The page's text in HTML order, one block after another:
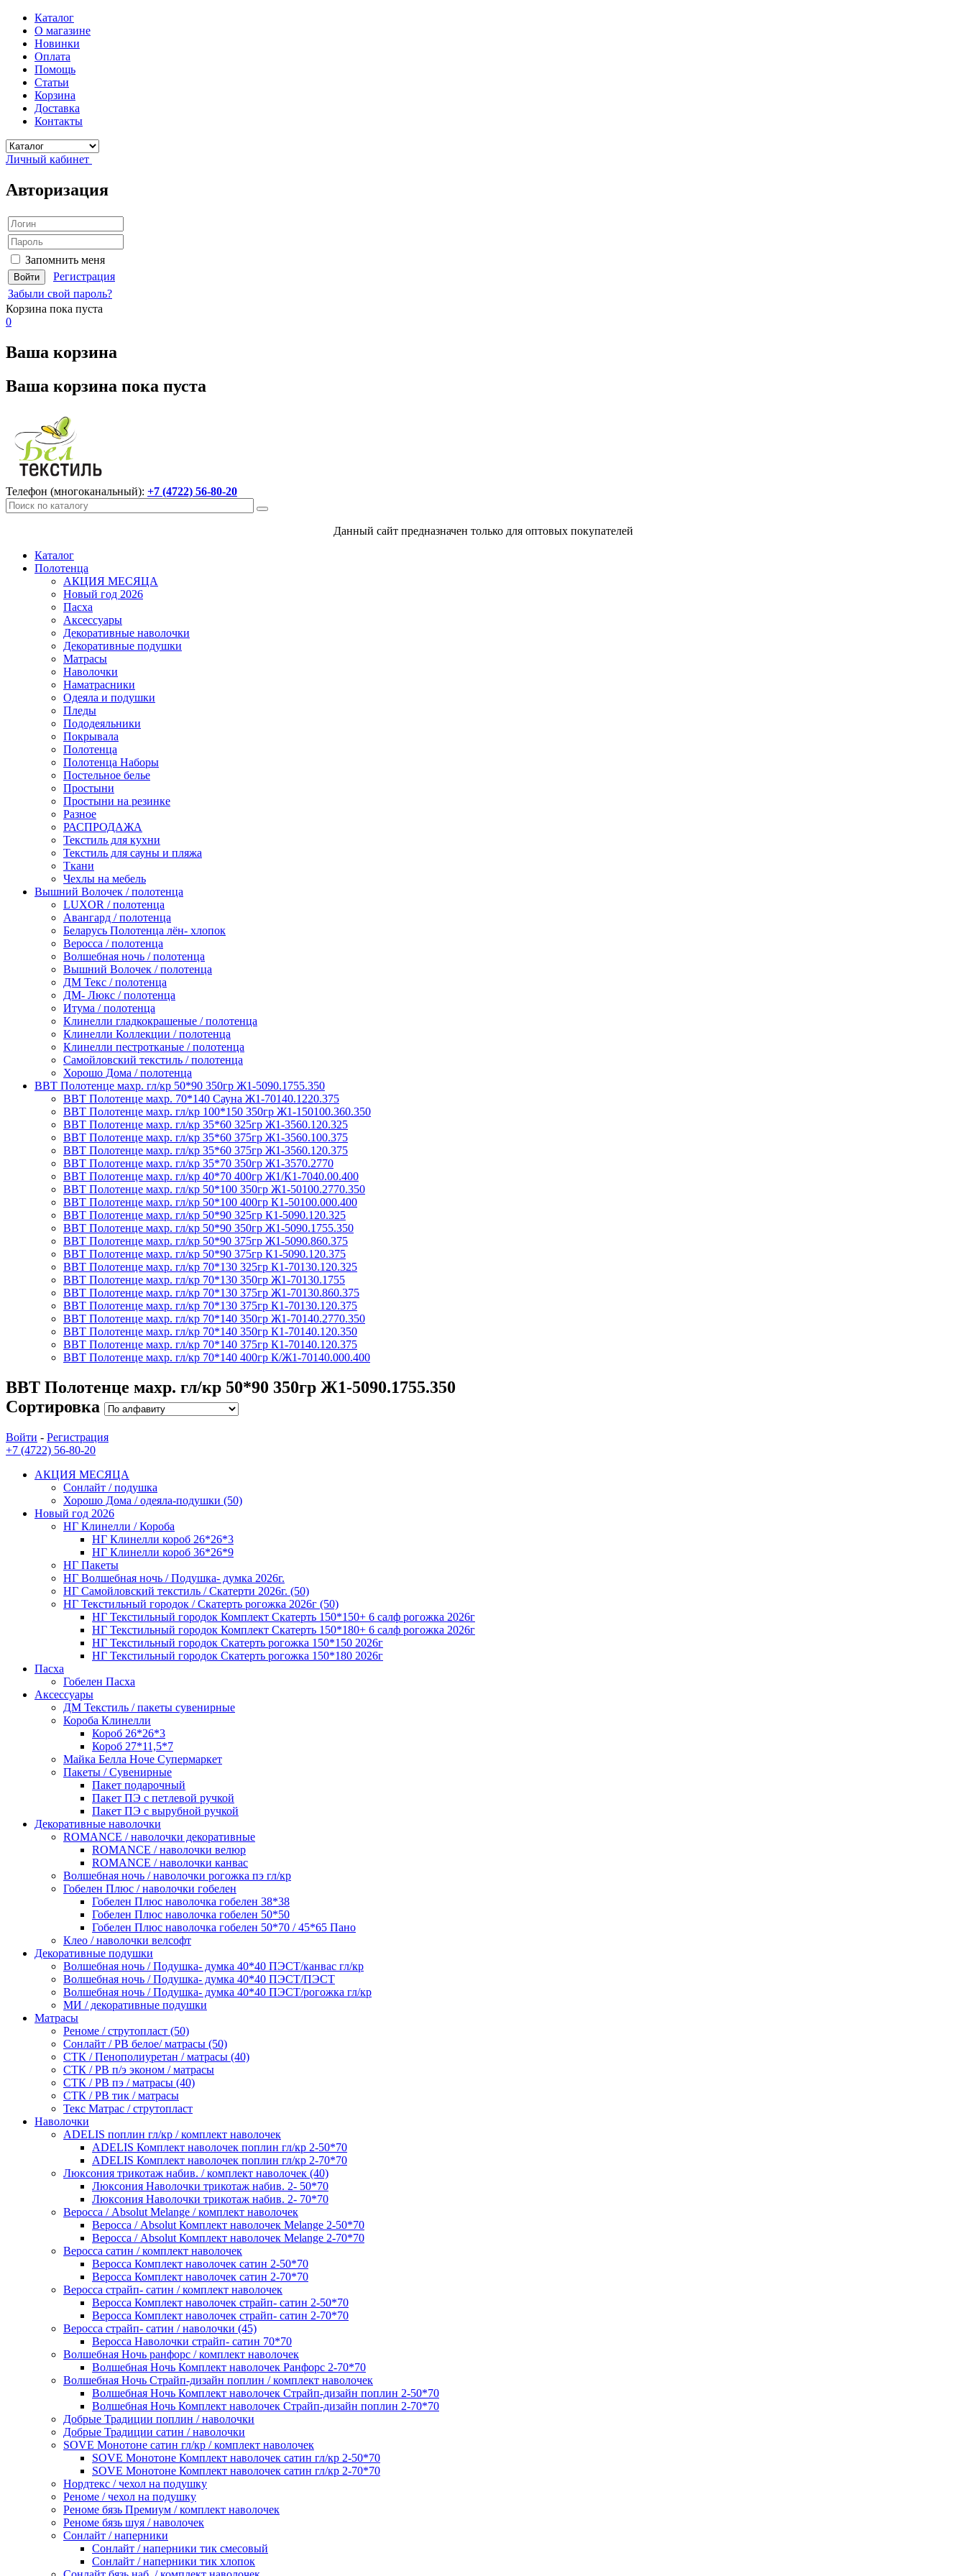
Каталог
О магазине
Новинки
Оплата
Помощь
Статьи
Корзина
Доставка
Контакты
Личный кабинет
Авторизация
Запомнить меня
Регистрация
Забыли свой пароль?
Корзина пока пуста
0
Ваша корзина
Ваша корзина пока пуста
Телефон (многоканальный): +7 (4722) 56-80-20
Данный сайт предназначен только для оптовых покупателей
Каталог
Полотенца
АКЦИЯ МЕСЯЦА
Новый год 2026
Пасха
Аксессуары
Декоративные наволочки
Декоративные подушки
Матрасы
Наволочки
Наматрасники
Одеяла и подушки
Пледы
Пододеяльники
Покрывала
Полотенца
Полотенца Наборы
Постельное белье
Простыни
Простыни на резинке
Разное
РАСПРОДАЖА
Текстиль для кухни
Текстиль для сауны и пляжа
Ткани
Чехлы на мебель
Вышний Волочек / полотенца
LUXOR / полотенца
Авангард / полотенца
Беларусь Полотенца лён- хлопок
Веросса / полотенца
Волшебная ночь / полотенца
Вышний Волочек / полотенца
ДМ Текс / полотенца
ДМ- Люкс / полотенца
Итума / полотенца
Клинелли гладкокрашеные / полотенца
Клинелли Коллекции / полотенца
Клинелли пестротканые / полотенца
Самойловский текстиль / полотенца
Хорошо Дома / полотенца
ВВТ Полотенце махр. гл/кр 50*90 350гр Ж1-5090.1755.350
ВВТ Полотенце махр. 70*140 Сауна Ж1-70140.1220.375
ВВТ Полотенце махр. гл/кр 100*150 350гр Ж1-150100.360.350
ВВТ Полотенце махр. гл/кр 35*60 325гр Ж1-3560.120.325
ВВТ Полотенце махр. гл/кр 35*60 375гр Ж1-3560.100.375
ВВТ Полотенце махр. гл/кр 35*60 375гр Ж1-3560.120.375
ВВТ Полотенце махр. гл/кр 35*70 350гр Ж1-3570.2770
ВВТ Полотенце махр. гл/кр 40*70 400гр Ж1/К1-7040.00.400
ВВТ Полотенце махр. гл/кр 50*100 350гр Ж1-50100.2770.350
ВВТ Полотенце махр. гл/кр 50*100 400гр К1-50100.000.400
ВВТ Полотенце махр. гл/кр 50*90 325гр К1-5090.120.325
ВВТ Полотенце махр. гл/кр 50*90 350гр Ж1-5090.1755.350
ВВТ Полотенце махр. гл/кр 50*90 375гр Ж1-5090.860.375
ВВТ Полотенце махр. гл/кр 50*90 375гр К1-5090.120.375
ВВТ Полотенце махр. гл/кр 70*130 325гр К1-70130.120.325
ВВТ Полотенце махр. гл/кр 70*130 350гр Ж1-70130.1755
ВВТ Полотенце махр. гл/кр 70*130 375гр Ж1-70130.860.375
ВВТ Полотенце махр. гл/кр 70*130 375гр К1-70130.120.375
ВВТ Полотенце махр. гл/кр 70*140 350гр Ж1-70140.2770.350
ВВТ Полотенце махр. гл/кр 70*140 350гр К1-70140.120.350
ВВТ Полотенце махр. гл/кр 70*140 375гр К1-70140.120.375
ВВТ Полотенце махр. гл/кр 70*140 400гр К/Ж1-70140.000.400
ВВТ Полотенце махр. гл/кр 50*90 350гр Ж1-5090.1755.350
Сортировка
Войти - Регистрация
+7 (4722) 56-80-20
АКЦИЯ МЕСЯЦА
Сонлайт / подушка
Хорошо Дома / одеяла-подушки (50)
Новый год 2026
НГ Клинелли / Короба
НГ Клинелли короб 26*26*3
НГ Клинелли короб 36*26*9
НГ Пакеты
НГ Волшебная ночь / Подушка- думка 2026г.
НГ Самойловский текстиль / Скатерти 2026г. (50)
НГ Текстильный городок / Скатерть рогожка 2026г (50)
НГ Текстильный городок Комплект Скатерть 150*150+ 6 салф рогожка 2026г
НГ Текстильный городок Комплект Скатерть 150*180+ 6 салф рогожка 2026г
НГ Текстильный городок Скатерть рогожка 150*150 2026г
НГ Текстильный городок Скатерть рогожка 150*180 2026г
Пасха
Гобелен Пасха
Аксессуары
ДМ Текстиль / пакеты сувенирные
Короба Клинелли
Короб 26*26*3
Короб 27*11,5*7
Майка Белла Ноче Супермаркет
Пакеты / Сувенирные
Пакет подарочный
Пакет ПЭ с петлевой ручкой
Пакет ПЭ с вырубной ручкой
Декоративные наволочки
ROMANCE / наволочки декоративные
ROMANCE / наволочки велюр
ROMANCE / наволочки канвас
Волшебная ночь / наволочки рогожка пэ гл/кр
Гобелен Плюс / наволочки гобелен
Гобелен Плюс наволочка гобелен 38*38
Гобелен Плюс наволочка гобелен 50*50
Гобелен Плюс наволочка гобелен 50*70 / 45*65 Пано
Клео / наволочки велсофт
Декоративные подушки
Волшебная ночь / Подушка- думка 40*40 ПЭСТ/канвас гл/кр
Волшебная ночь / Подушка- думка 40*40 ПЭСТ/ПЭСТ
Волшебная ночь / Подушка- думка 40*40 ПЭСТ/рогожка гл/кр
МИ / декоративные подушки
Матрасы
Реноме / струтопласт (50)
Сонлайт / РВ белое/ матрасы (50)
СТК / Пенополиуретан / матрасы (40)
СТК / РВ п/э эконом / матрасы
СТК / РВ пэ / матрасы (40)
СТК / РВ тик / матрасы
Текс Матрас / струтопласт
Наволочки
ADELIS поплин гл/кр / комплект наволочек
ADELIS Комплект наволочек поплин гл/кр 2-50*70
ADELIS Комплект наволочек поплин гл/кр 2-70*70
Люксония трикотаж набив. / комплект наволочек (40)
Люксония Наволочки трикотаж набив. 2- 50*70
Люксония Наволочки трикотаж набив. 2- 70*70
Веросса / Absolut Melange / комплект наволочек
Веросса / Absolut Комплект наволочек Melange 2-50*70
Веросса / Absolut Комплект наволочек Melange 2-70*70
Веросса сатин / комплект наволочек
Веросса Комплект наволочек сатин 2-50*70
Веросса Комплект наволочек сатин 2-70*70
Веросса страйп- сатин / комплект наволочек
Веросса Комплект наволочек страйп- сатин 2-50*70
Веросса Комплект наволочек страйп- сатин 2-70*70
Веросса страйп- сатин / наволочки (45)
Веросса Наволочки страйп- сатин 70*70
Волшебная Ночь ранфорс / комплект наволочек
Волшебная Ночь Комплект наволочек Ранфорс 2-70*70
Волшебная Ночь Страйп-дизайн поплин / комплект наволочек
Волшебная Ночь Комплект наволочек Страйп-дизайн поплин 2-50*70
Волшебная Ночь Комплект наволочек Страйп-дизайн поплин 2-70*70
Добрые Традиции поплин / наволочки
Добрые Традиции сатин / наволочки
SOVE Монотоне сатин гл/кр / комплект наволочек
SOVE Монотоне Комплект наволочек сатин гл/кр 2-50*70
SOVE Монотоне Комплект наволочек сатин гл/кр 2-70*70
Нордтекс / чехол на подушку
Реноме / чехол на подушку
Реноме бязь Премиум / комплект наволочек
Реноме бязь шуя / наволочек
Сонлайт / наперники
Сонлайт / наперники тик смесовый
Сонлайт / наперники тик хлопок